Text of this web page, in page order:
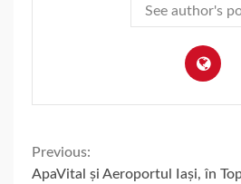
See author's
Continue
Previous:
ApaVital și Aeroportul Iași, în